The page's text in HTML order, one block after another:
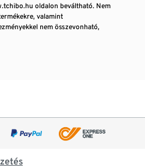
oldalon beváltható. Nem
valamint
nem összevonható,